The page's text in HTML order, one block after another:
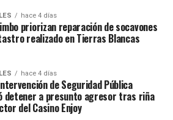
hace 4 días
priorizan reparación de socavones
realizado en Tierras Blancas
hace 4 días
de Seguridad Pública
detener a presunto agresor tras riña
del Casino Enjoy